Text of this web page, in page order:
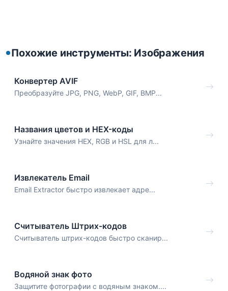
Похожие инструменты: Изображения
Конвертер AVIF
Преобразуйте JPG, PNG, WebP, GIF, BMP...
Названия цветов и HEX-коды
Узнайте значения HEX, RGB и HSL для л...
Извлекатель Email
Email Extractor быстро извлекает адре...
Считыватель Штрих-кодов
Считыватель штрих-кодов быстро сканир...
Водяной знак фото
Защитите фотографии с водяным знаком....